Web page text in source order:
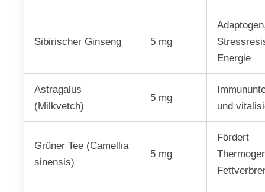
Sibirischer Ginseng 5 mg
Energie
Astragalus
(Milkvetch)
5 mg
und
Grüner Tee (Camellia
sinensis)
5 mg
Fördert